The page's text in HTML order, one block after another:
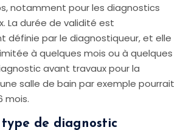
notamment pour les diagnostics
La durée de validité est
définie par le diagnostiqueur, et elle
à quelques mois ou à quelques
avant travaux pour la
salle de bain par exemple pourrait
mois.
type de diagnostic